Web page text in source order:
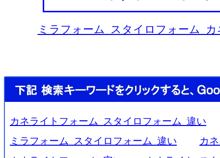
ミラフォーム スタイロフォーム
カネライトフォーム スタイロフォーム 違い
ミラフォーム スタイロフォーム 違い
カ